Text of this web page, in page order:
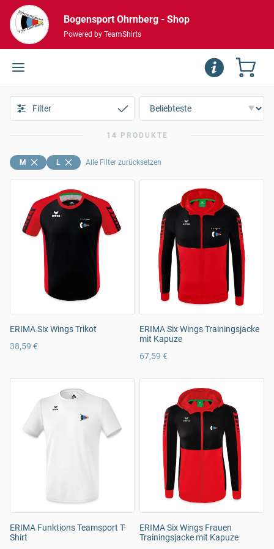
Bogensport Ohrnberg - Shop
Powered by TeamShirts
Filter
14 PRODUKTE
M L Alle Filter zurücksetzen
ERIMA Six Wings Trikot
38,59 €
ERIMA Six Wings Trainingsjacke
mit Kapuze
67,59 €
ERIMA Funktions Teamsport T-
Shirt
ERIMA Six Wings Frauen
Trainingsjacke mit Kapuze